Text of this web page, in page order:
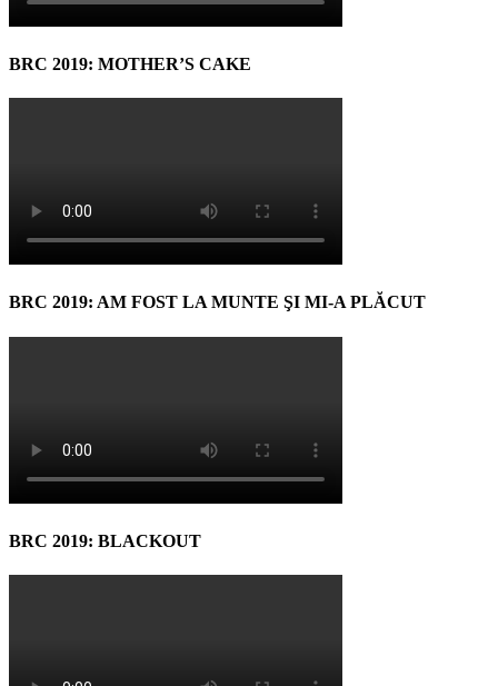
BRC 2019: MOTHER’S CAKE
BRC 2019: AM FOST LA MUNTE ŞI MI-A PLĂCUT
BRC 2019: BLACKOUT